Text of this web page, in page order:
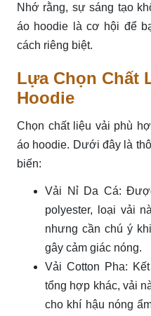
Nhớ rằng, sự sáng tạo
áo hoodie là cơ hội để
cách riêng biệt.
Lựa Chọn Chất
Hoodie
Chọn chất liệu vải phù
áo hoodie. Dưới đây là
biến:
Vải Nỉ Da Cá:
polyester, loại vải
nhưng cần chú ý
gây cảm giác nóng.
Vải Cotton Pha:
tổng hợp khác, vải
cho khí hậu nóng